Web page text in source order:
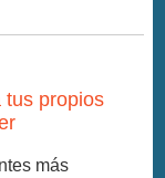
tus propios
más